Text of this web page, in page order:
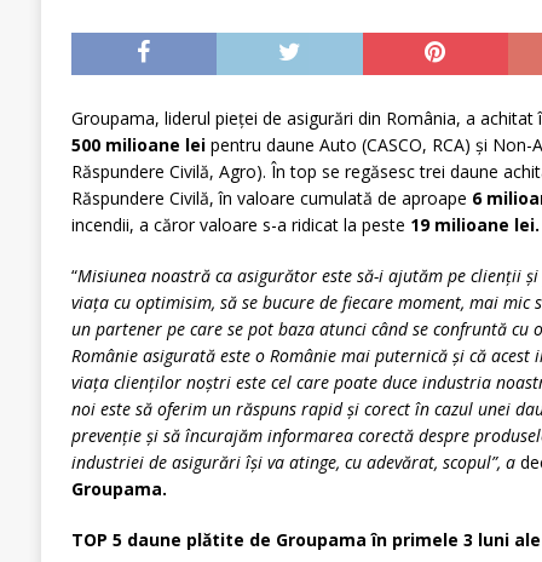
Groupama, liderul pieței de asigurări din România, a achitat
500 milioane lei pentru daune Auto (CASCO, RCA) și
Răspundere Civilă, Agro). În top se regăsesc trei daune
Răspundere Civilă, în valoare cumulată de aproape 6
incendii, a căror valoare s-a ridicat la peste 19 milioane lei.
“Misiunea noastră ca asigurător este să-i ajutăm pe clienții
viața cu optimisim, să se bucure de fiecare moment, mai
un partener pe care se pot baza atunci când se confruntă cu
Românie asigurată este o Românie mai puternică și că
viața clienților noștri este cel care poate duce industria
noi este să oferim un răspuns rapid și corect în cazul unei
prevenție și să încurajăm informarea corectă despre
industriei de asigurări își va atinge, cu adevărat, scopul”, a
Groupama.
TOP 5 daune plătite de Groupama în primele 3 luni